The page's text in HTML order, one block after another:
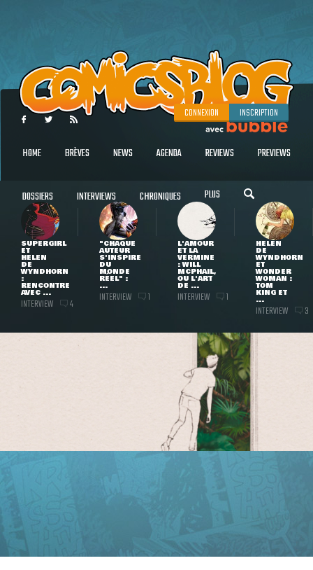
CONNEXION INSCRIPTION
HOME BRÈVES NEWS AGENDA REVIEWS PREVIEWS
DOSSIERS INTERVIEWS CHRONIQUES PLUS
SUPERGIRL
ET
HELEN
DE
WYNDHORN
:
RENCONTRE
AVEC ...
INTERVIEW 4
"CHAQUE
AUTEUR
S'INSPIRE
DU
MONDE
RÉEL" :
...
INTERVIEW 1
L'AMOUR
ET LA
VERMINE
: WILL
MCPHAIL,
OU L'ART
DE ...
INTERVIEW 1
HELEN
DE
WYNDHORN
ET
WONDER
WOMAN :
TOM
KING ET
...
INTERVIEW 3